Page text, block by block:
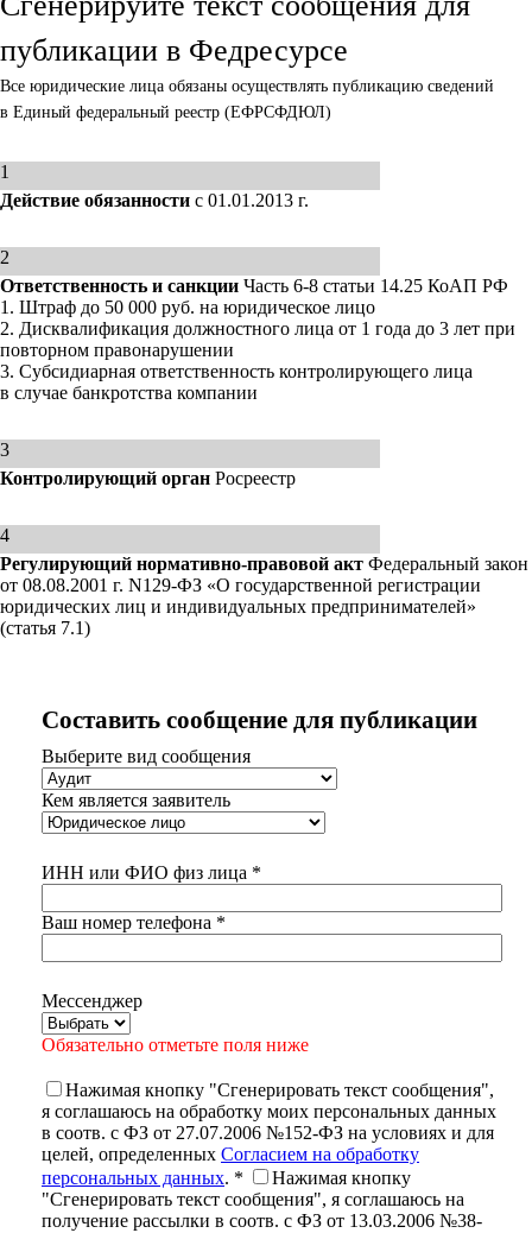
публикации в Федресурсе
Все юридические лица обязаны осуществлять публикацию сведений
в Единый федеральный реестр (ЕФРСФДЮЛ)
1
Действие обязанности с 01.01.2013 г.
2
Ответственность и санкции Часть 6-8 статьи 14.25 КоАП РФ
1. Штраф до 50 000 руб. на юридическое лицо
2. Дисквалификация должностного лица от 1 года до 3 лет при
повторном правонарушении
3. Субсидиарная ответственность контролирующего лица
в случае банкротства компании
3
Контролирующий орган Росреестр
4
Регулирующий нормативно-правовой акт Федеральный закон
от 08.08.2001 г. N129-ФЗ «О государственной регистрации
юридических лиц и индивидуальных предпринимателей»
(статья 7.1)
Составить сообщение для публикации
Выберите вид сообщения
Кем является заявитель
ИНН или ФИО физ лица *
Ваш номер телефона *
Мессенджер
Обязательно отметьте поля ниже
Нажимая кнопку "Cгенерировать текст сообщения",
я соглашаюсь на обработку моих персональных данных
в соотв. с ФЗ от 27.07.2006 №152-ФЗ на условиях и для
целей, определенных Согласием на обработку
персональных данных. *
Нажимая кнопку
"Cгенерировать текст сообщения", я соглашаюсь на
получение рассылки в соотв. с ФЗ от 13.03.2006 №38-